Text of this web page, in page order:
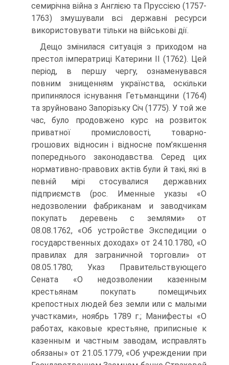
семирічна війна з Англією та Пруссією (1757-
1763) змушували всі державні ресурси
використовувати тільки на військові дії.
Дещо змінилася ситуація з приходом на
престол імператриці Катерини ІІ (1762). Цей
період, в першу чергу, ознаменувався
повним знищенням українства, оскільки
припинялося існування Гетьманщини (1764)
та зруйновано Запорізьку Січ (1775). У той же
час, було продовжено курс на розвиток
приватної промисловості, товарно-
грошових відносин і відносне пом’якшення
попереднього законодавства. Серед цих
нормативно-правових актів були й такі, які в
певній мірі стосувалися державних
підприємств (рос. Именные указы «О
недозволении фабриканам и заводчикам
покупать деревень с землями» от
08.08.1762, «Об устройстве Экспедиции о
государственных доходах» от 24.10.1780, «О
правилах для заграничной торговли» от
08.05.1780; Указ Правительствующего
Сената «О недозволении казенным
крестьянам покупать помещичьих
крепостных людей без земли или с малыми
участками», ноябрь 1789 г.; Манифесты «О
работах, каковые крестьяне, приписные к
казенным и частным заводам, исправлять
обязаны» от 21.05.1779, «Об учреждении при